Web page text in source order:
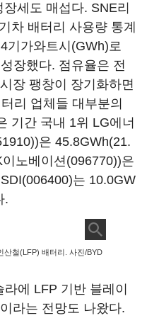
세도 매섭다. SNE리
차 배터리 사용량 통계
기가와트시(GWh)로
장했다. 점유율은 전
장 팽창이 장기화하면
리 업체들 대부분의
기간 국내 1위 LG에너
)은 45.8GWh(21.
이노베이션(096770))은
는 10.0GW
.
산철(LFP) 배터리. 사진/BYD
에 LFP 기반 블레이
라는 전망도 나왔다.